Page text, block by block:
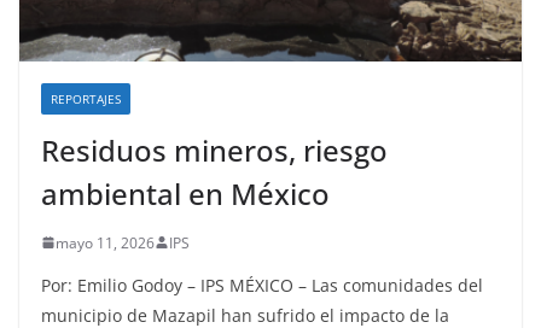
REPORTAJES
Residuos mineros, riesgo
ambiental en México
mayo 11, 2026 IPS
Por: Emilio Godoy – IPS MÉXICO – Las comunidades del
municipio de Mazapil han sufrido el impacto de la